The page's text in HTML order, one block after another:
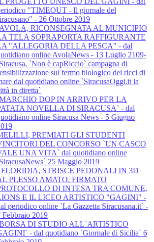
"TIMEOUT - Il giornale del
- 26 Ottobre 2019
RICONSEGNATA AL MUNICIPIO
TELA SOPRAPORTA RAFFIGURANTE
"ALLEGORIA DELLA PESCA" - dal
online AvolaNews - 13 Luglio 2109-
`Non è capRiccio` campagna di
sul fermo biologico dei ricci di
dal quotidiano online `SiracusaOggi.it la
in diretta`
DOP IN ARRIVO PER LA
NOVELLA DI SIRACUSA` - dal
online Siracusa News - 5 Giugno
PREMIATI GLI STUDENTI
DEL CONCORSO `UN CASCO
UNA VITA` dal quotidiano online
25 Maggio 2019
STRISCE PEDONALI IN 3D
PLESSO AMATO. FIRMATO
DI INTESA TRA COMUNE,
E IL LICEO ARTISTICO "GAGINI" -
periodico online `La Gazzetta Siracusana.it` -
Febbraio 2019
DI STUDIO ALL`ARTISTICO
- dal quotidiano `Giornale di Sicilia` 6